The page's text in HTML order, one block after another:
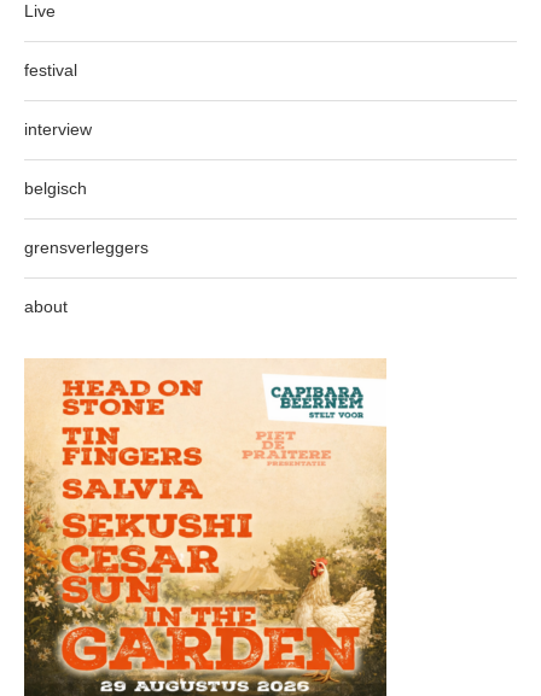
Live
festival
interview
belgisch
grensverleggers
about